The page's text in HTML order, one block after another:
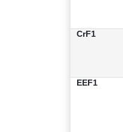
CrF1
EEF1